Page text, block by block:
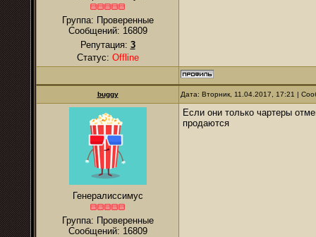
Группа: Проверенные
Сообщений: 16809
Репутация: 3
Статус: Offline
buggy Дата: Вторник, 11.04.2017, 17:21 |
Генералиссимус
Группа: Проверенные
Сообщений: 16809
Если они только чартеры
продаются